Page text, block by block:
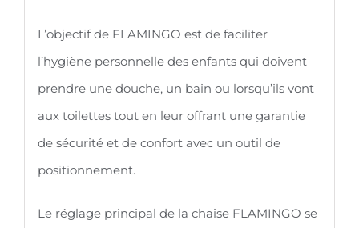
L’objectif de FLAMINGO est de faciliter
l’hygiène personnelle des enfants qui doivent
prendre une douche, un bain ou lorsqu’ils vont
aux toilettes tout en leur offrant une garantie
de sécurité et de confort avec un outil de
positionnement.
Le réglage principal de la chaise FLAMINGO se